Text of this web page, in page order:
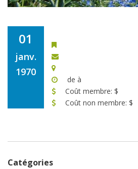
01
janv.
1970
de à
Coût membre: $
Coût non membre: $
Catégories